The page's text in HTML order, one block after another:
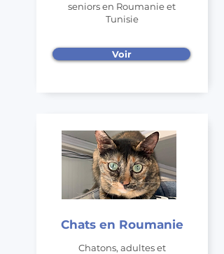
seniorsen Roumanie et
Tunisie
Voir
Chats en Roumanie
Chatons, adultes et